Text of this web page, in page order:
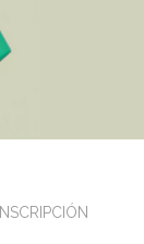
INSCRIPCIÓN